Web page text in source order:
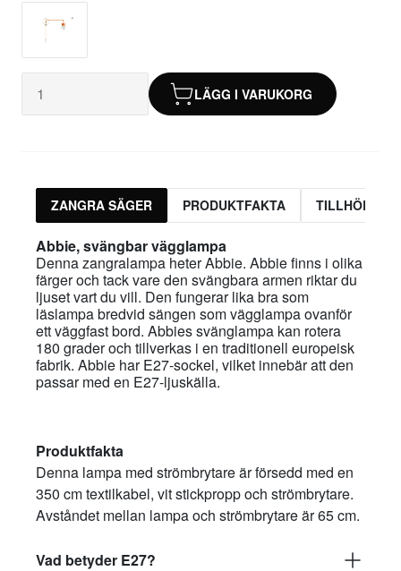
LÄGG I VARUKORG
ZANGRA SÄGER PRODUKTFAKTA
Abbie, svängbar vägglampa
Denna zangralampa heter Abbie. Abbie finns i olika
färger och tack vare den svängbara armen riktar du
ljuset vart du vill. Den fungerar lika bra som
läslampa bredvid sängen som vägglampa ovanför
ett väggfast bord. Abbies svänglampa kan rotera
180 grader och tillverkas i en traditionell europeisk
fabrik. Abbie har E27-sockel, vilket innebär att den
passar med en E27-ljuskälla.
Produktfakta
Denna lampa med strömbrytare är försedd med en
350 cm textilkabel, vit stickpropp och strömbrytare.
Avståndet mellan lampa och strömbrytare är 65 cm.
Vad betyder E27?